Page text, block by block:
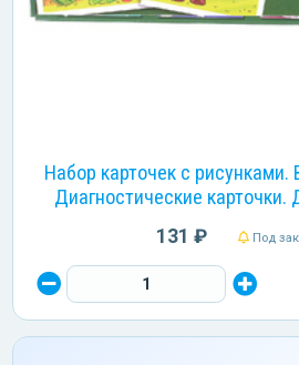
Набор карточек с
Диагностические карточки.
131 ₽ Под